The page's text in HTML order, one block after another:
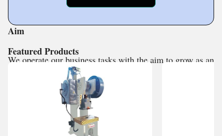
Aim
We operate our business tasks with the aim to grow as an
industry leader by exceeding
Featured Products